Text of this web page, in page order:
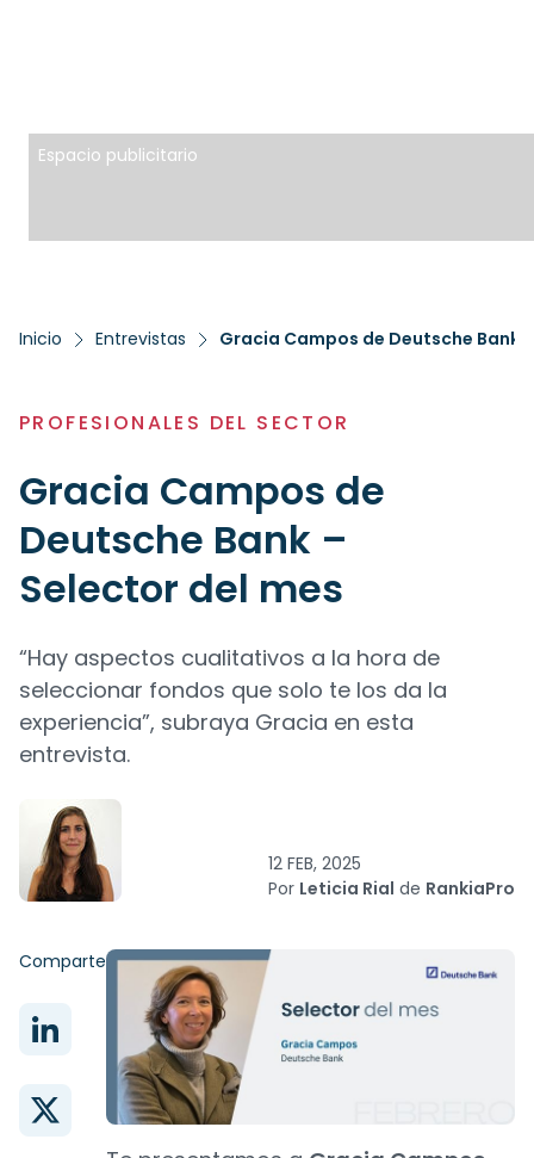
Espacio publicitario
Inicio Entrevistas Gracia Campos de Deutsche Bank
PROFESIONALES DEL SECTOR
Gracia Campos de
Deutsche Bank –
Selector del mes
“Hay aspectos cualitativos a la hora de
seleccionar fondos que solo te los da la
experiencia”, subraya Gracia en esta
entrevista.
12 FEB, 2025
Por Leticia Rial de RankiaPro
Comparte